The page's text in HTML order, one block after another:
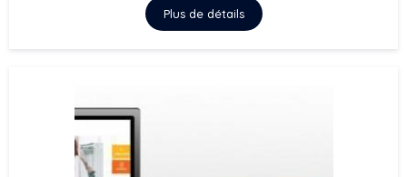
Plus de détails